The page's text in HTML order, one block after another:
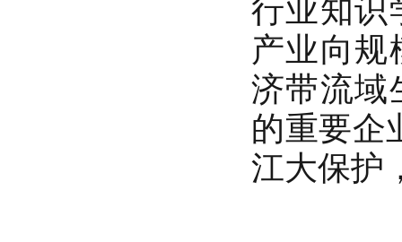
行业知识
产业向规
济带流域
的重要企
江大保护